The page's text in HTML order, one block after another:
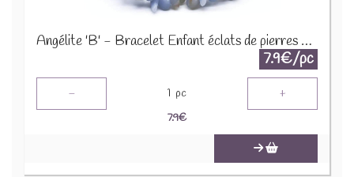
Angélite 'B' - Bracelet Enfant éclats de pierres BRC-ANG
7.9€/pc
- 1 pc +
7.9€